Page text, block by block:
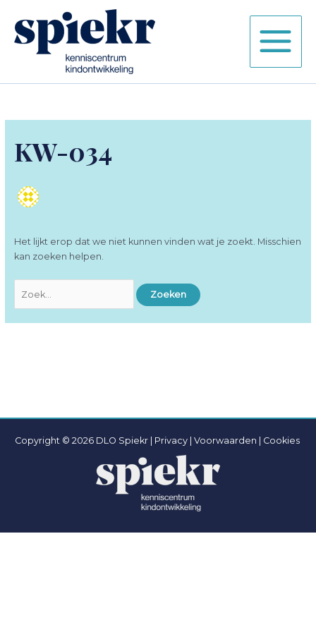
naar
KW-034
Het lijkt erop dat we niet kunnen vinden wat je zoekt. Misschien
kan zoeken helpen.
naar:
Copyright © 2026 DLO Spiekr | Privacy | Voorwaarden | Cookies